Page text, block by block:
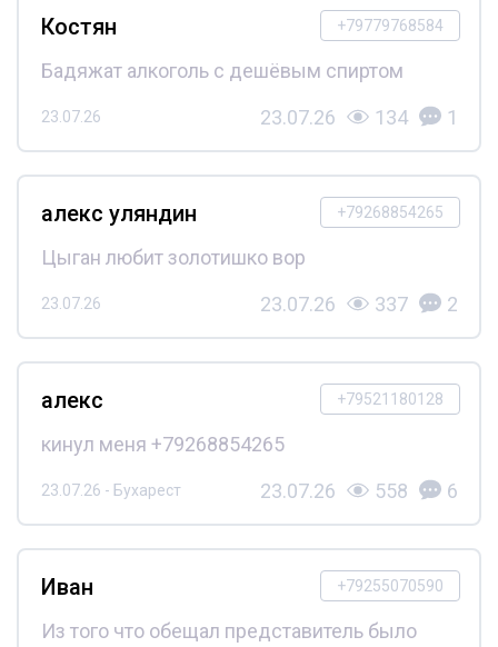
+79779768584
Костян
Бадяжат алкоголь с дешёвым спиртом
23.07.26 23.07.26 134 1
+79268854265
алекс уляндин
Цыган любит золотишко вор
23.07.26 23.07.26 337 2
+79521180128
алекс
кинул меня +79268854265
23.07.26 - Бухарест 23.07.26 558 6
+79255070590
Иван
Из того что обещал представитель было